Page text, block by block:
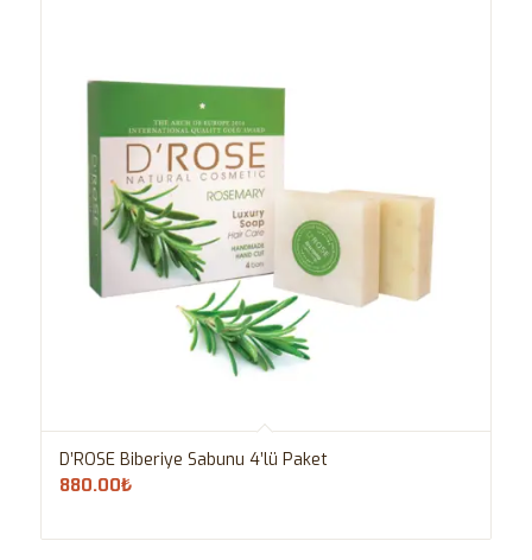
D’ROSE Biberiye Sabunu 4’lü Paket
880.00₺